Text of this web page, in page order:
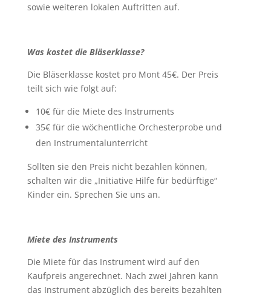
sowie weiteren lokalen Auftritten auf.
Was kostet die Bläserklasse?
Die Bläserklasse kostet pro Mont 45€. Der Preis
teilt sich wie folgt auf:
10€ für die Miete des Instruments
35€ für die wöchentliche Orchesterprobe und
den Instrumentalunterricht
Sollten sie den Preis nicht bezahlen können,
schalten wir die „Initiative Hilfe für bedürftige“
Kinder ein. Sprechen Sie uns an.
Miete des Instruments
Die Miete für das Instrument wird auf den
Kaufpreis angerechnet. Nach zwei Jahren kann
das Instrument abzüglich des bereits bezahlten